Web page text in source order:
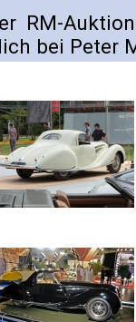
RM-
bei Peter